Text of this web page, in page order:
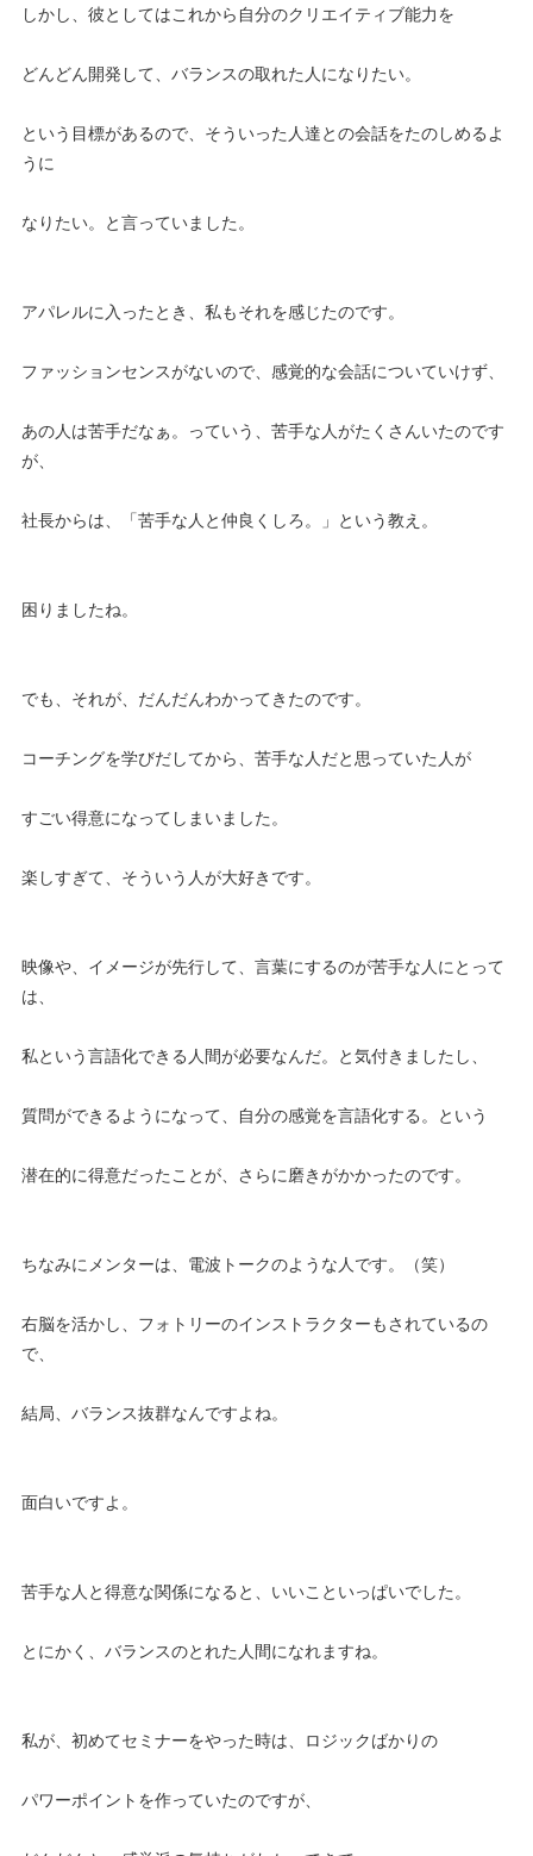
しかし、彼としてはこれから自分のクリエイティブ能力を
どんどん開発して、バランスの取れた人になりたい。
という目標があるので、そういった人達との会話をたのしめるよ
うに
なりたい。と言っていました。
アパレルに入ったとき、私もそれを感じたのです。
ファッションセンスがないので、感覚的な会話についていけず、
あの人は苦手だなぁ。っていう、苦手な人がたくさんいたのです
が、
社長からは、「苦手な人と仲良くしろ。」という教え。
困りましたね。
でも、それが、だんだんわかってきたのです。
コーチングを学びだしてから、苦手な人だと思っていた人が
すごい得意になってしまいました。
楽しすぎて、そういう人が大好きです。
映像や、イメージが先行して、言葉にするのが苦手な人にとって
は、
私という言語化できる人間が必要なんだ。と気付きましたし、
質問ができるようになって、自分の感覚を言語化する。という
潜在的に得意だったことが、さらに磨きがかかったのです。
ちなみにメンターは、電波トークのような人です。（笑）
右脳を活かし、フォトリーのインストラクターもされているの
で、
結局、バランス抜群なんですよね。
面白いですよ。
苦手な人と得意な関係になると、いいこといっぱいでした。
とにかく、バランスのとれた人間になれますね。
私が、初めてセミナーをやった時は、ロジックばかりの
パワーポイントを作っていたのですが、